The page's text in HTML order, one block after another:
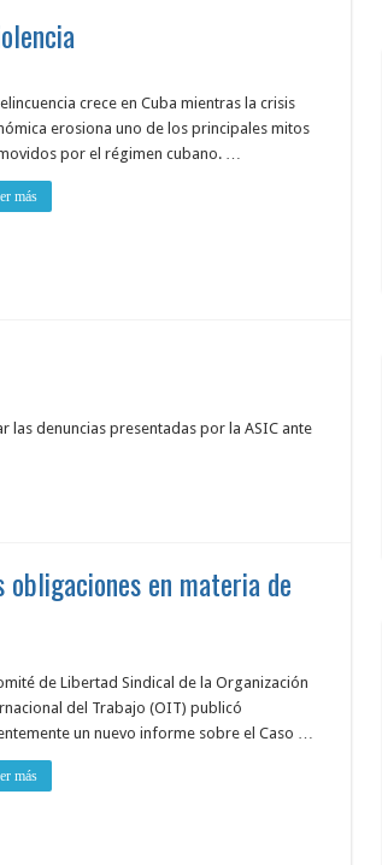
crece en Cuba mientras la crisis
erosiona uno de los principales mitos
por el régimen cubano. …
más
las denuncias presentadas por la ASIC ante
en materia de
de Libertad Sindical de la Organización
del Trabajo (OIT) publicó
un nuevo informe sobre el Caso …
más